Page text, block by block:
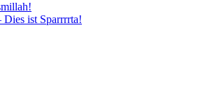
Dies ist Sparrrrta!